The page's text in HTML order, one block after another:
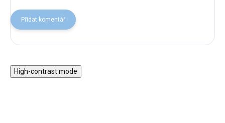
Přidat komentář
High-contrast mode